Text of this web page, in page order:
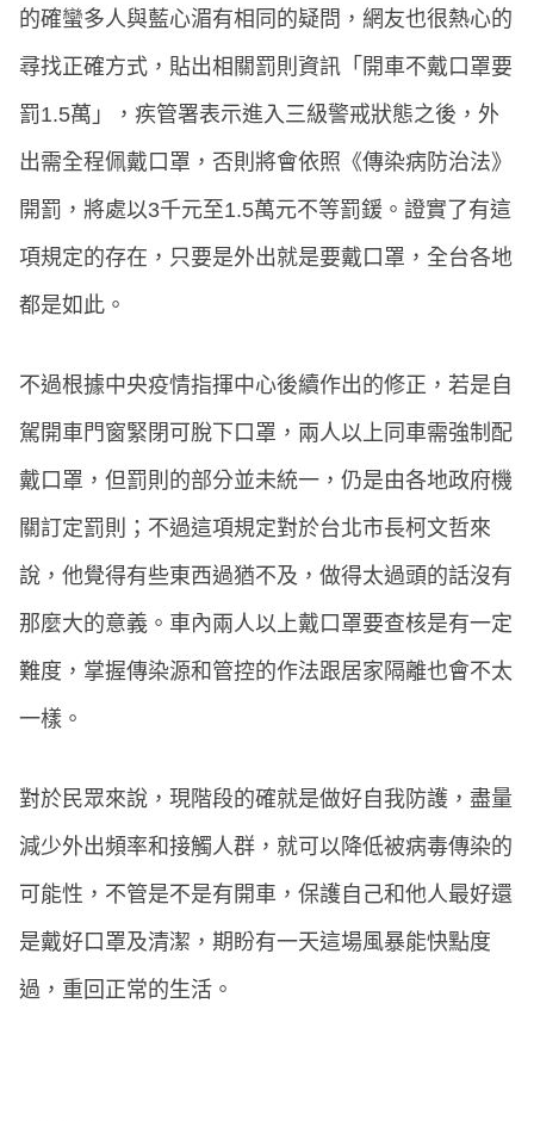
的確蠻多人與藍心湄有相同的疑問，網友也很熱心的
尋找正確方式，貼出相關罰則資訊「開車不戴口罩要
罰1.5萬」，疾管署表示進入三級警戒狀態之後，外
出需全程佩戴口罩，否則將會依照《傳染病防治法》
開罰，將處以3千元至1.5萬元不等罰鍰。證實了有這
項規定的存在，只要是外出就是要戴口罩，全台各地
都是如此。
不過根據中央疫情指揮中心後續作出的修正，若是自
駕開車門窗緊閉可脫下口罩，兩人以上同車需強制配
戴口罩，但罰則的部分並未統一，仍是由各地政府機
關訂定罰則；不過這項規定對於台北市長柯文哲來
說，他覺得有些東西過猶不及，做得太過頭的話沒有
那麼大的意義。車內兩人以上戴口罩要查核是有一定
難度，掌握傳染源和管控的作法跟居家隔離也會不太
一樣。
對於民眾來說，現階段的確就是做好自我防護，盡量
減少外出頻率和接觸人群，就可以降低被病毒傳染的
可能性，不管是不是有開車，保護自己和他人最好還
是戴好口罩及清潔，期盼有一天這場風暴能快點度
過，重回正常的生活。